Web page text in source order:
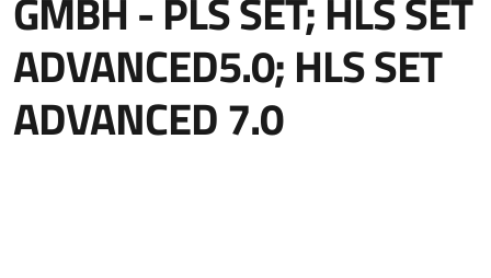
GMBH - PLS SET; HLS SET
ADVANCED5.0; HLS SET
ADVANCED 7.0